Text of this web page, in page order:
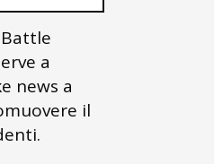
a
news a
il